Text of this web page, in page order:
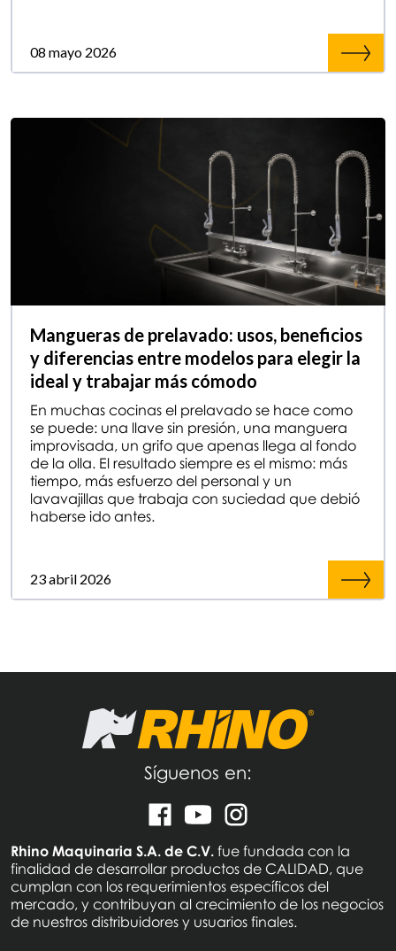
08 mayo 2026
Mangueras de prelavado: usos, beneficios
y diferencias entre modelos para elegir la
ideal y trabajar más cómodo
En muchas cocinas el prelavado se hace como
se puede: una llave sin presión, una manguera
improvisada, un grifo que apenas llega al fondo
de la olla. El resultado siempre es el mismo: más
tiempo, más esfuerzo del personal y un
lavavajillas que trabaja con suciedad que debió
haberse ido antes.
23 abril 2026
Síguenos en:
Rhino Maquinaria S.A. de C.V. fue fundada con la
finalidad de desarrollar productos de CALIDAD, que
cumplan con los requerimientos específicos del
mercado, y contribuyan al crecimiento de los negocios
de nuestros distribuidores y usuarios finales.